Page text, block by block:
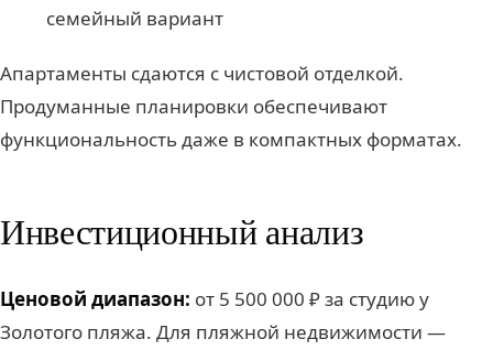
семейный вариант
Апартаменты сдаются с чистовой отделкой.
Продуманные планировки обеспечивают
функциональность даже в компактных форматах.
Инвестиционный анализ
Ценовой диапазон: от 5 500 000 ₽ за студию у
Золотого пляжа. Для пляжной недвижимости —